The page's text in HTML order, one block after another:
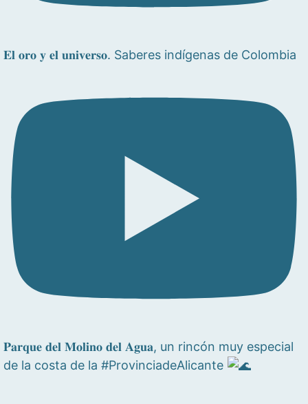
𝐄𝐥 𝐨𝐫𝐨 𝐲 𝐞𝐥 𝐮𝐧𝐢𝐯𝐞𝐫𝐬𝐨. Saberes indígenas de Colombia
𝐏𝐚𝐫𝐪𝐮𝐞 𝐝𝐞𝐥 𝐌𝐨𝐥𝐢𝐧𝐨 𝐝𝐞𝐥 𝐀𝐠𝐮𝐚, un rincón muy especial
de la costa de la #ProvinciadeAlicante